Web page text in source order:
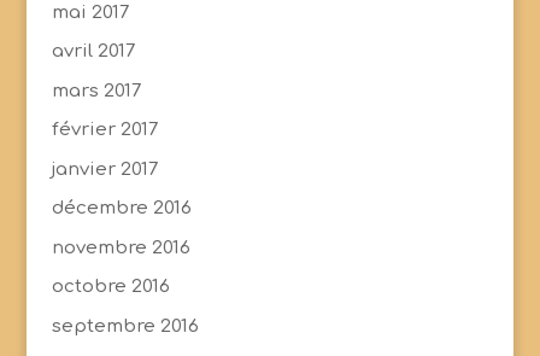
mai 2017
avril 2017
mars 2017
février 2017
janvier 2017
décembre 2016
novembre 2016
octobre 2016
septembre 2016